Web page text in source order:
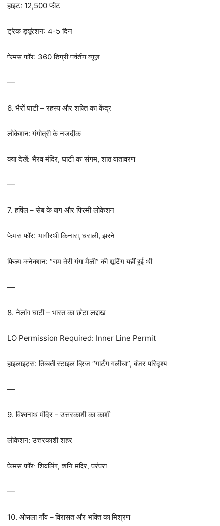
हाइट: 12,500 फीट
ट्रेक ड्यूरेशन: 4-5 दिन
फेमस फॉर: 360 डिग्री पर्वतीय व्यूज़
—
6. भैरों घाटी – रहस्य और शक्ति का केंद्र
लोकेशन: गंगोत्री के नजदीक
क्या देखें: भैरव मंदिर, घाटी का संगम, शांत वातावरण
—
7. हर्षिल – सेब के बाग और फिल्मी लोकेशन
फेमस फॉर: भागीरथी किनारा, धराली, झरने
फिल्म कनेक्शन: “राम तेरी गंगा मैली” की शूटिंग यहीं हुई थी
—
8. नेलांग घाटी – भारत का छोटा लद्दाख
LO Permission Required: Inner Line Permit
हाइलाइट्स: तिब्बती स्टाइल ब्रिज “गार्टंग गलीचा”, बंजर परिदृश्य
—
9. विश्वनाथ मंदिर – उत्तरकाशी का काशी
लोकेशन: उत्तरकाशी शहर
फेमस फॉर: शिवलिंग, शनि मंदिर, परंपरा
—
10. ओसला गाँव – विरासत और भक्ति का मिश्रण